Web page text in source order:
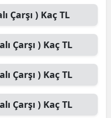
Çarşı ) Kaç TL
Çarşı ) Kaç TL
Çarşı ) Kaç TL
Çarşı ) Kaç TL